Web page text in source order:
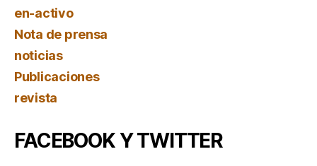
en-activo
Nota de prensa
noticias
Publicaciones
revista
FACEBOOK Y TWITTER